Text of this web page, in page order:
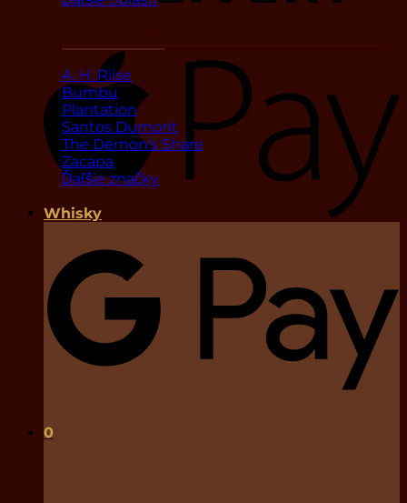
0
A. H. Riise
Bumbu
Plantation
Santos Dumont
The Demon's Share
Zacapa
Ďaľšie značky
Whisky